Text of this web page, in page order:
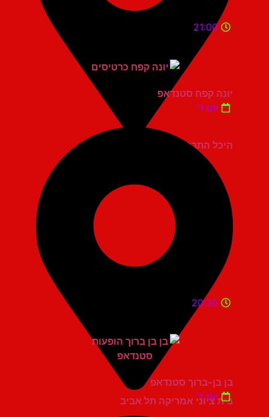
היכל התרבות כפר סבא
21:00
יונה קפח סטנדאפ
יום ד'
בית ציוני אמריקה תל אביב
20:30
בן בן-ברוך סטנדאפ
יום ד'